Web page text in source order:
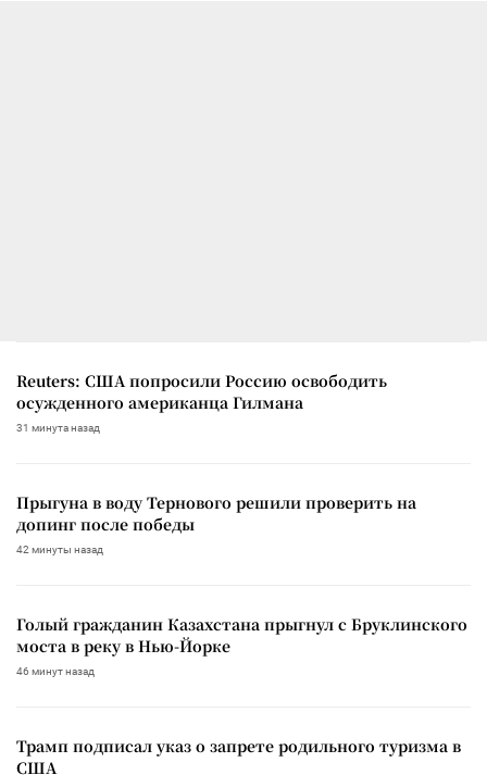
Reuters: США попросили Россию освободить
осужденного американца Гилмана
31 минута назад
Прыгуна в воду Тернового решили проверить на
допинг после победы
42 минуты назад
Голый гражданин Казахстана прыгнул с Бруклинского
моста в реку в Нью-Йорке
46 минут назад
Трамп подписал указ о запрете родильного туризма в
США